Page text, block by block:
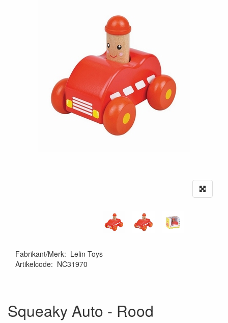
Fabrikant/Merk: Lelin Toys
Artikelcode: NC31970
Squeaky Auto - Rood